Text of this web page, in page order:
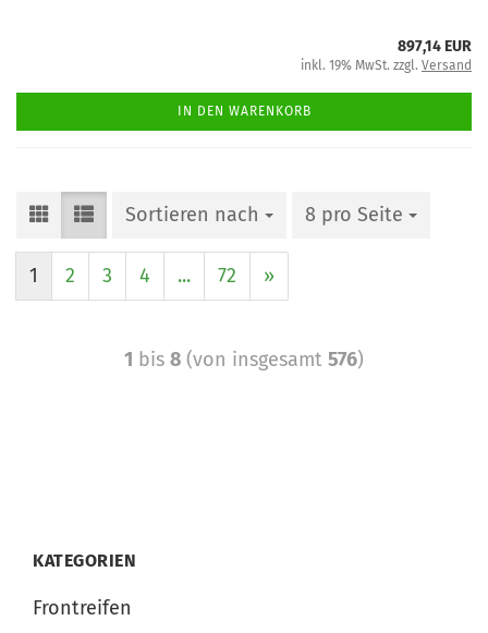
897,14 EUR
inkl. 19% MwSt. zzgl. Versand
IN DEN WARENKORB
Sortieren nach 8 pro Seite
1 2 3 4 ... 72 »
1 bis 8 (von insgesamt 576)
KATEGORIEN
Frontreifen